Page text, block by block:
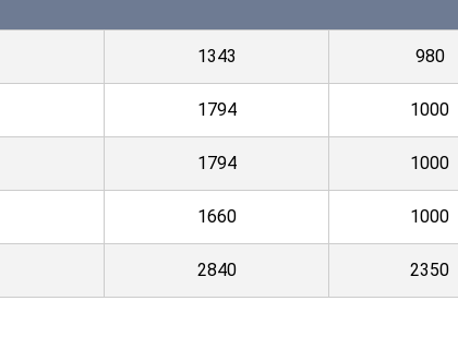
1343 980
1794 1000
1794 1000
1660 1000
2840 2350